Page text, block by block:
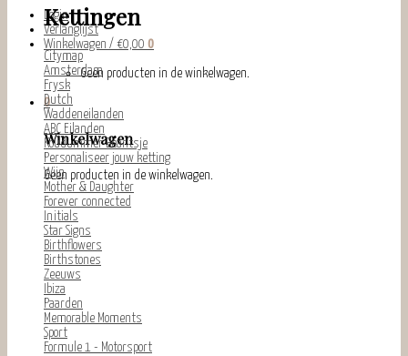
Login
Verlanglijst
Winkelwagen / €0,00 0
Geen producten in de winkelwagen.
0
Winkelwagen
Geen producten in de winkelwagen.
Kettingen
Citymap
Amsterdam
Frysk
Dutch
Waddeneilanden
ABC Eilanden
Koudummer Beantsje
Personaliseer jouw ketting
Wijn
Mother & Daughter
Forever connected
Initials
Star Signs
Birthflowers
Birthstones
Zeeuws
Ibiza
Paarden
Memorable Moments
Sport
Formule 1 - Motorsport